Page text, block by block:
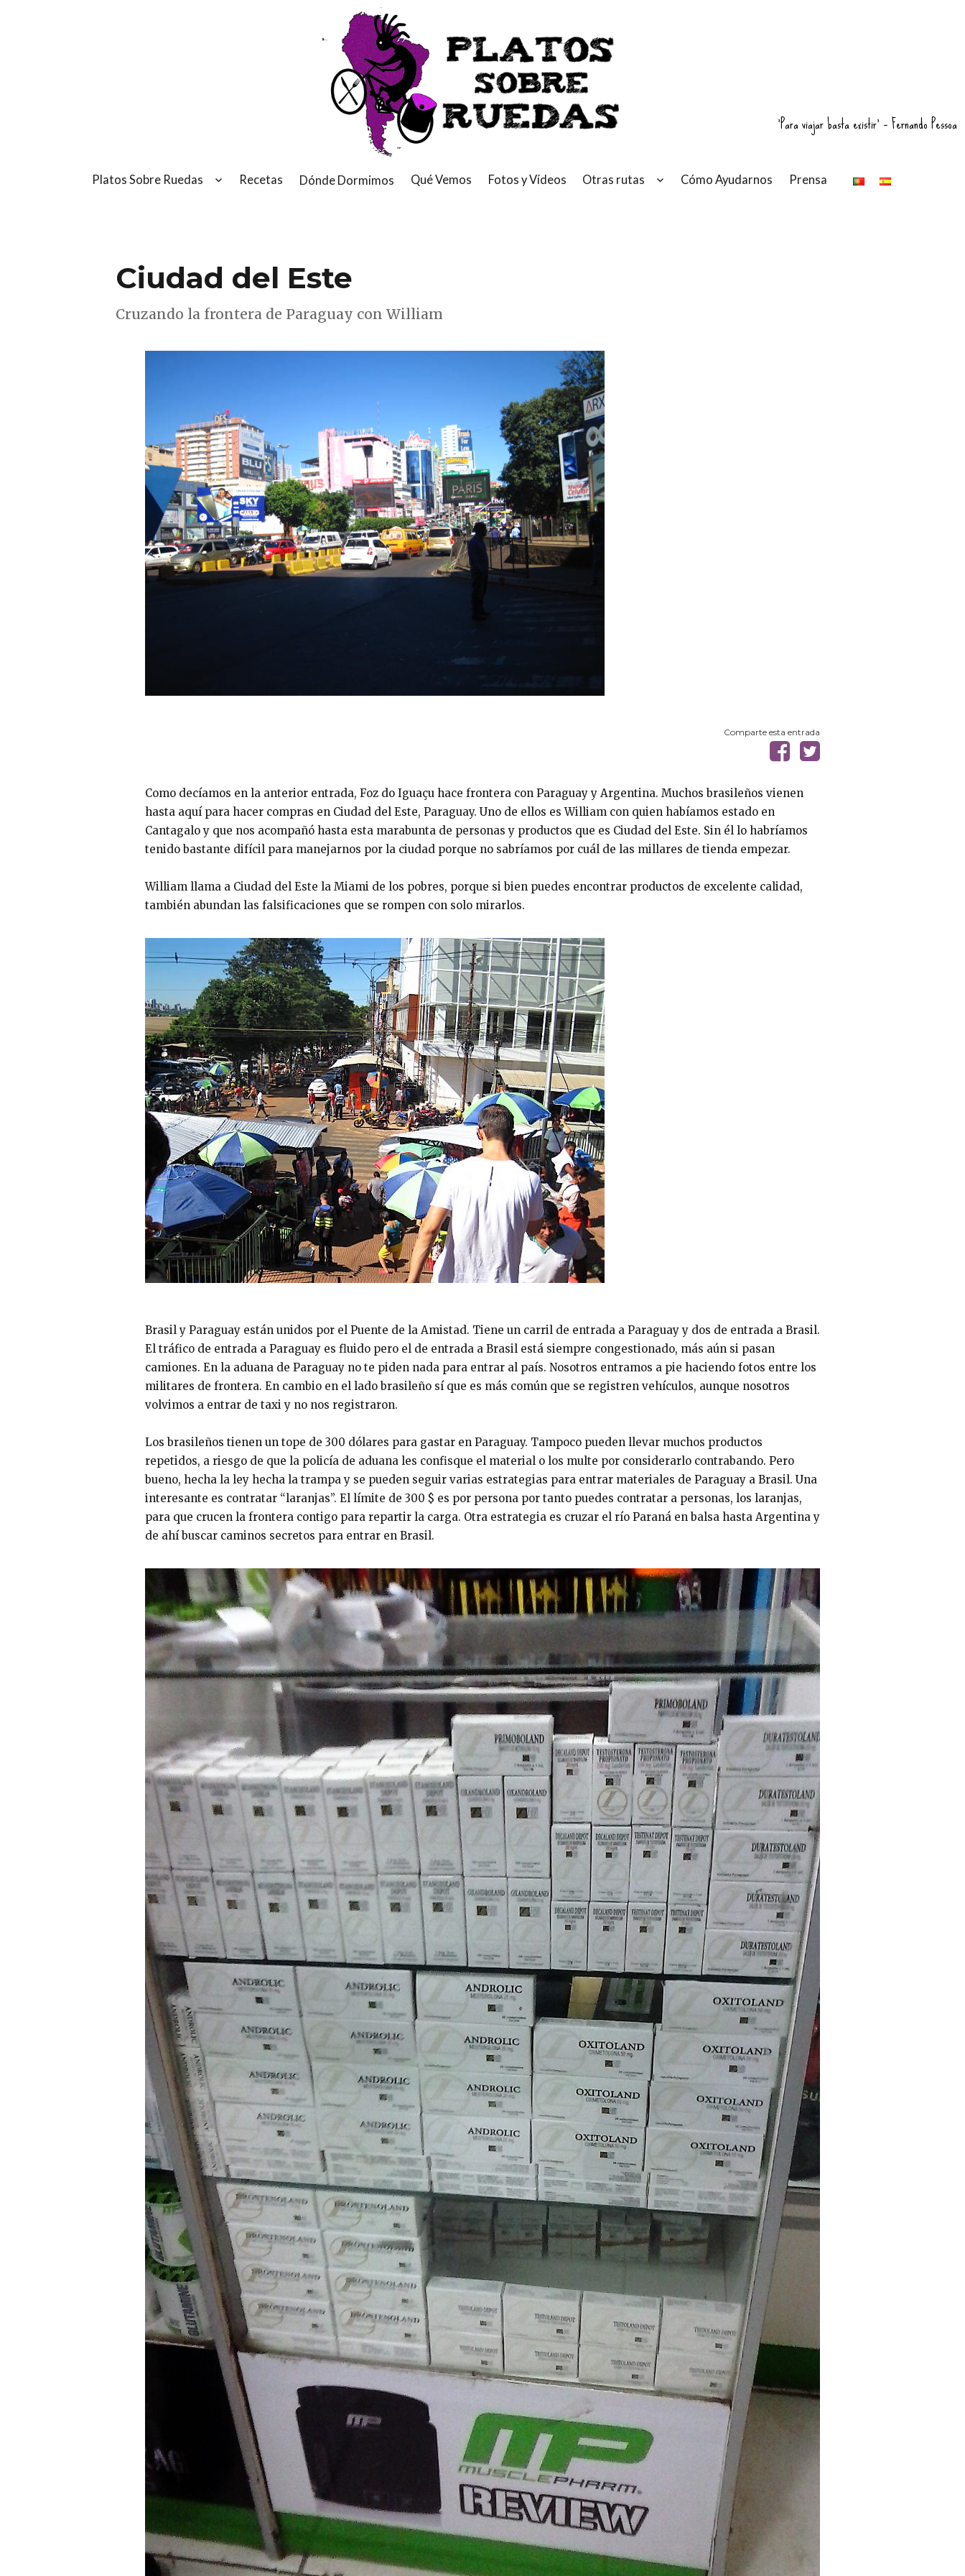
Platos Sobre Ruedas Recetas Dónde Dormimos Qué Vemos Fotos y Vídeos Otras rutas Cómo Ayudarnos Prensa
'Para viajar basta existir' – Fernando Pessoa
Ciudad del Este
Cruzando la frontera de Paraguay con William
Comparte esta entrada
Como decíamos en la anterior entrada, Foz do Iguaçu hace frontera con Paraguay y Argentina. Muchos brasileños vienen
hasta aquí para hacer compras en Ciudad del Este, Paraguay. Uno de ellos es William con quien habíamos estado en
Cantagalo y que nos acompañó hasta esta marabunta de personas y productos que es Ciudad del Este. Sin él lo habríamos
tenido bastante difícil para manejarnos por la ciudad porque no sabríamos por cuál de las millares de tienda empezar.
William llama a Ciudad del Este la Miami de los pobres, porque si bien puedes encontrar productos de excelente calidad,
también abundan las falsificaciones que se rompen con solo mirarlos.
Brasil y Paraguay están unidos por el Puente de la Amistad. Tiene un carril de entrada a Paraguay y dos de entrada a Brasil.
El tráfico de entrada a Paraguay es fluido pero el de entrada a Brasil está siempre congestionado, más aún si pasan
camiones. En la aduana de Paraguay no te piden nada para entrar al país. Nosotros entramos a pie haciendo fotos entre los
militares de frontera. En cambio en el lado brasileño sí que es más común que se registren vehículos, aunque nosotros
volvimos a entrar de taxi y no nos registraron.
Los brasileños tienen un tope de 300 dólares para gastar en Paraguay. Tampoco pueden llevar muchos productos
repetidos, a riesgo de que la policía de aduana les confisque el material o los multe por considerarlo contrabando. Pero
bueno, hecha la ley hecha la trampa y se pueden seguir varias estrategias para entrar materiales de Paraguay a Brasil. Una
interesante es contratar “laranjas”. El límite de 300 $ es por persona por tanto puedes contratar a personas, los laranjas,
para que crucen la frontera contigo para repartir la carga. Otra estrategia es cruzar el río Paraná en balsa hasta Argentina y
de ahí buscar caminos secretos para entrar en Brasil.